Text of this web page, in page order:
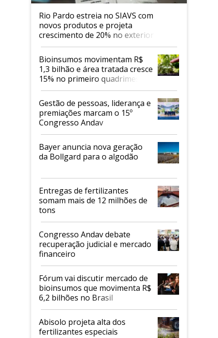
Rio Pardo estreia no SIAVS com
novos produtos e projeta
crescimento de 20% no exterior
Bioinsumos movimentam R$
1,3 bilhão e área tratada cresce
15% no primeiro quadrimestre
de 2026
Gestão de pessoas, liderança e
premiações marcam o 15º
Congresso Andav
Bayer anuncia nova geração
da Bollgard para o algodão
Entregas de fertilizantes
somam mais de 12 milhões de
tons
Congresso Andav debate
recuperação judicial e mercado
financeiro
Fórum vai discutir mercado de
bioinsumos que movimenta R$
6,2 bilhões no Brasil
Abisolo projeta alta dos
fertilizantes especiais